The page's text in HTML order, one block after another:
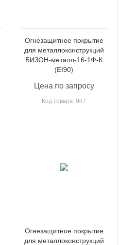
Огнезащитное покрытие
для металлоконструкций
БИЗОН-металл-16-1Ф-К
(EI90)
Цена по запросу
Код товара: 987
Огнезащитное покрытие
для металлоконструкций